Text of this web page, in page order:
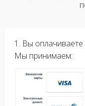
1. Вы
Мы принимаем: